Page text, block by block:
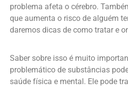
problema afeta o cérebro.
que aumenta o risco de alguém
daremos dicas de como tratar e
Saber sobre isso é muito
problemático de substâncias
saúde física e mental. Ele pode